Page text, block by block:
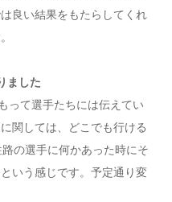
良い結果をもたらしてくれ
ました
って選手たちには伝えてい
関しては、どこでも行ける
の選手に何かあった時にそ
いう感じです。予定通り変